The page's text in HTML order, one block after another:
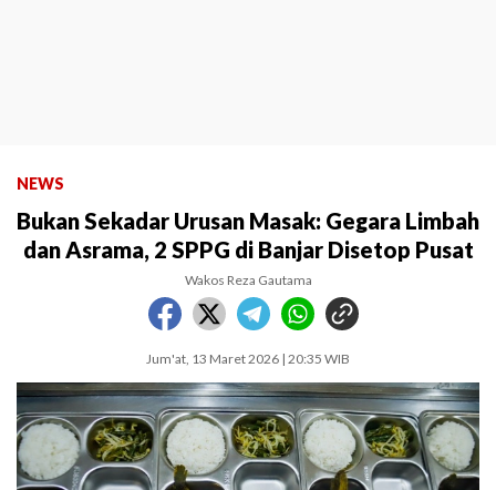
NEWS
Bukan Sekadar Urusan Masak: Gegara Limbah
dan Asrama, 2 SPPG di Banjar Disetop Pusat
Wakos Reza Gautama
Jum'at, 13 Maret 2026 | 20:35 WIB